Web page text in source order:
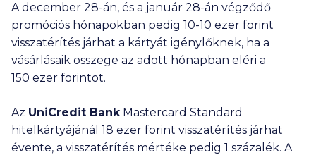
A december 28-án, és a január 28-án végződő
promóciós hónapokban pedig 10-10 ezer forint
visszatérítés járhat a kártyát igénylőknek, ha a
vásárlásaik összege az adott hónapban eléri a
150 ezer forintot.
Az UniCredit BankMastercard Standard
hitelkártyájánál 18 ezer forint visszatérítés járhat
évente, a visszatérítés mértéke pedig 1 százalék. A